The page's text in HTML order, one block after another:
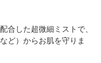
合した超微細ミストで、
ど）からお肌を守りま